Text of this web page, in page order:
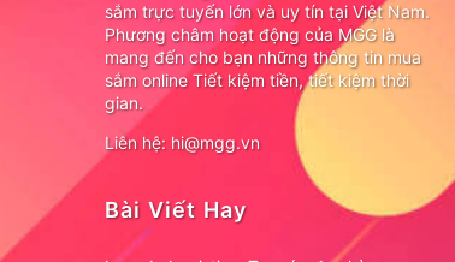
sắm trực tuyến lớn và uy tín tại Việt Nam.
Phương châm hoạt động của MGG là
mang đến cho bạn những thông tin mua
sắm online Tiết kiệm tiền, tiết kiệm thời
gian.
Liên hệ: hi@mgg.vn
Bài Viết Hay